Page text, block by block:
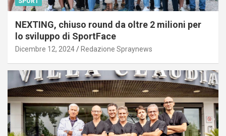
NEXTING, chiuso round da oltre 2 milioni per
lo sviluppo di SportFace
Dicembre 12, 2024 Redazione Spraynews